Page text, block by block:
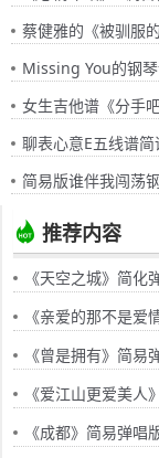
蔡健雅的《被驯服的象》
Missing You的钢琴
女生吉他谱《分手吧》C调
聊表心意E五线谱
简易版谁伴我闯荡
推荐内容
《天空之城》简化
《亲爱的那不是爱
《曾是拥有》简
《爱江山更爱美人
《成都》简易弹唱